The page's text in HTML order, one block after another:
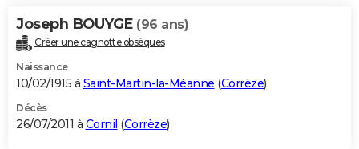
Joseph BOUYGE (96 ans)
Créer une cagnotte obsèques
Naissance
10/02/1915 à Saint-Martin-la-Méanne (Corrèze)
Décès
26/07/2011 à Cornil (Corrèze)